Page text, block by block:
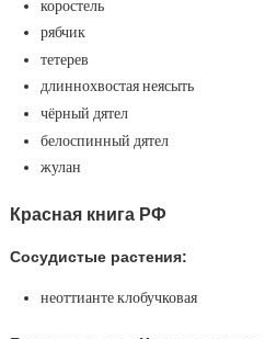
коростель
рябчик
тетерев
длиннохвостая неясыть
чёрный дятел
белоспинный дятел
жулан
Красная книга РФ
Сосудистые растения:
неоттианте клобучковая